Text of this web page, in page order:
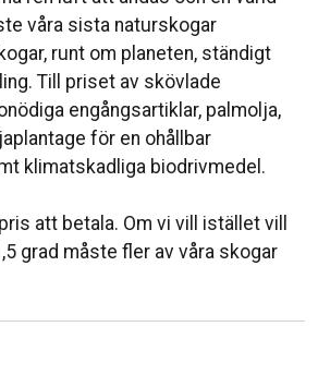
våra sista naturskogar
runt om planeten, ständigt
Till priset av skövlade
engångsartiklar, palmolja,
för en ohållbar
klimatskadliga biodrivmedel.⁣
att betala. Om vi vill istället vill
grad måste fler av våra skogar